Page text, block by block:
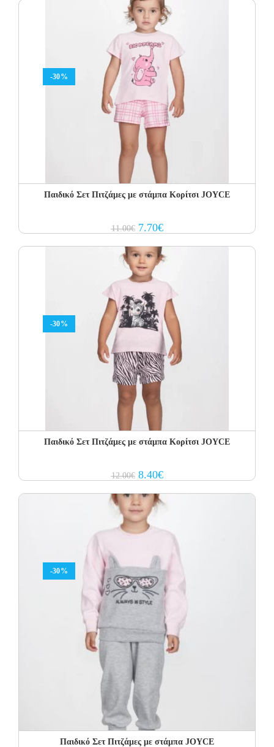
12.00€.8.40€.
-30%
Παιδικό Σετ Πιτζάμες με στάμπα Κορίτσι JOYCE
11.00€ Original
price
11.00€.
7.70€Current
price
-30%
Παιδικό Σετ Πιτζάμες με στάμπα Κορίτσι JOYCE
12.00€ Original
price
12.00€.
8.40€Current
price
-30%
Παιδικό Σετ Πιτζάμες με στάμπα JOYCE